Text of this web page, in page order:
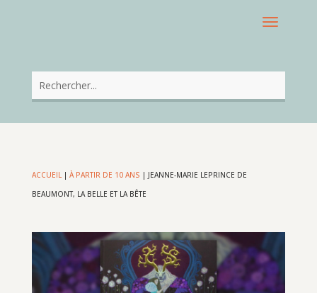
ACCUEIL| À PARTIR DE 10 ANS | JEANNE-MARIE LEPRINCE DE
BEAUMONT, LA BELLE ET LA BÊTE